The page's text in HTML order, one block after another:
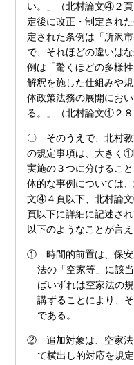
い。」（北村論文④２
定後に改正・制定され
定された条例は「所沢
で、それほどの違いは
例は「驚くほどの多様
解釈を施した仕組みや
体政策法務の展開にお
る。」（北村論文①２８
〇 そのうえで、北村教
の規定事項は、大きく
実施の３つに分けるこ
体的な事例については
文④４頁以下、北村論
頁以下に詳細に記述さ
以下のようなことが言え
① 時間的前置は、保安
法の「空家等」に該
ばいずれは空家法の
講ずることにより、
である。
② 追加対象は、空家法
て横出し的対応を規